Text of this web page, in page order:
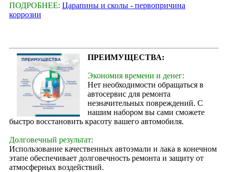
ПОДРОБНЕЕ: Царапины и сколы - первопричина
коррозии
ПРЕИМУЩЕСТВА:
Экономия времени и денег:
Нет необходимости обращаться в
автосервис для ремонта
незначительных повреждений. С
нашим набором вы сами сможете
быстро восстановить красоту вашего автомобиля.
Долговечный результат:
Использование качественных автоэмали и лака в конечном
этапе обеспечивает долговечность ремонта и защиту от
атмосферных воздействий.